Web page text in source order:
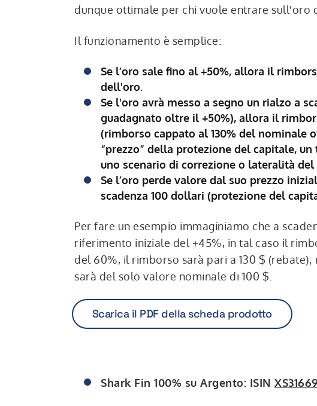
dunque ottimale per chi vuole entrare sull'oro
Il funzionamento è semplice:
Se l’oro sale fino al +50%, allora il
dell'oro.
Se l'oro avrà messo a segno un rialzo a
guadagnato oltre il +50%), allora il
(rimborso cappato al 130% del nominale
“prezzo” della protezione del capitale,
uno scenario di correzione o lateralità del
Se l’oro perde valore dal suo prezzo
scadenza 100 dollari (protezione del
Per fare un esempio immaginiamo che a
riferimento iniziale del +45%, in tal caso il
del 60%, il rimborso sarà pari a 130 $
sarà del solo valore nominale di 100 $.
Scarica il PDF della scheda prodotto
Shark Fin 100% su Argento: ISIN